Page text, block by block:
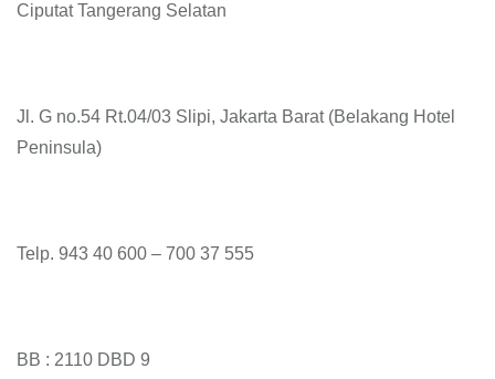
Ciputat Tangerang Selatan
Jl. G no.54 Rt.04/03 Slipi, Jakarta Barat (Belakang Hotel
Peninsula)
Telp. 943 40 600 – 700 37 555
BB : 2110 DBD 9